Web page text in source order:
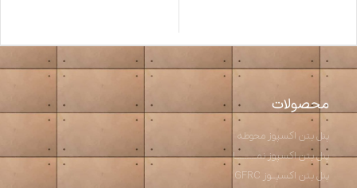
محصولات
پنل بتن اکسپوز محوطه
پنل بتن اکسپوز نمـــــــــا
پنل بتن اکسپــوز GFRC